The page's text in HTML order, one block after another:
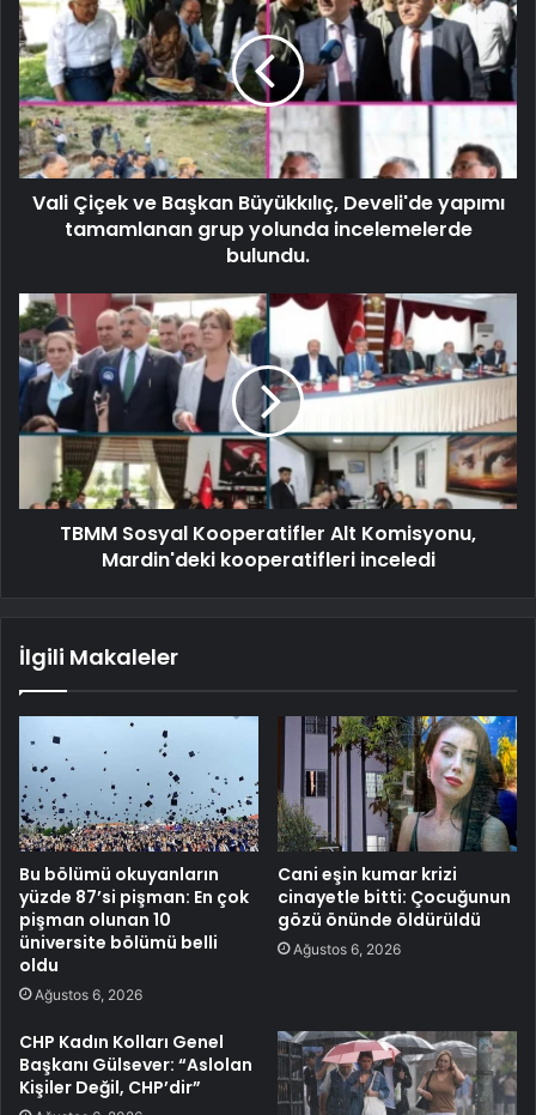
Vali Çiçek ve Başkan Büyükkılıç, Develi'de yapımı
tamamlanan grup yolunda incelemelerde
bulundu.
TBMM Sosyal Kooperatifler Alt Komisyonu,
Mardin'deki kooperatifleri inceledi
İlgili Makaleler
Bu bölümü okuyanların
yüzde 87’si pişman: En çok
pişman olunan 10
üniversite bölümü belli
oldu
Ağustos 6, 2026
Cani eşin kumar krizi
cinayetle bitti: Çocuğunun
gözü önünde öldürüldü
Ağustos 6, 2026
CHP Kadın Kolları Genel
Başkanı Gülsever: “Aslolan
Kişiler Değil, CHP’dir”